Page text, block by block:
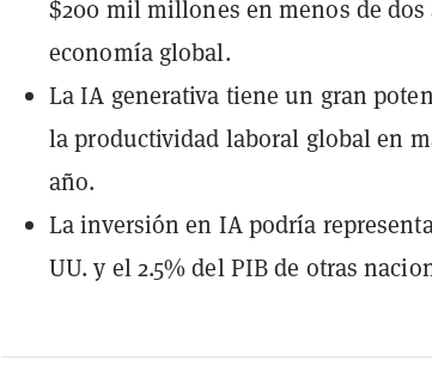
$200 mil millones en menos de
economía global.
La IA generativa tiene un gran
la productividad laboral global en
año.
La inversión en IA podría
UU. y el 2.5% del PIB de otras